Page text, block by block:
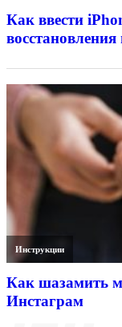
Как ввести
Инструкции
Как шазамить
Инстаграм